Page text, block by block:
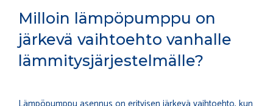
Milloin lämpöpumppu on
järkevä vaihtoehto vanhalle
lämmitysjärjestelmälle?